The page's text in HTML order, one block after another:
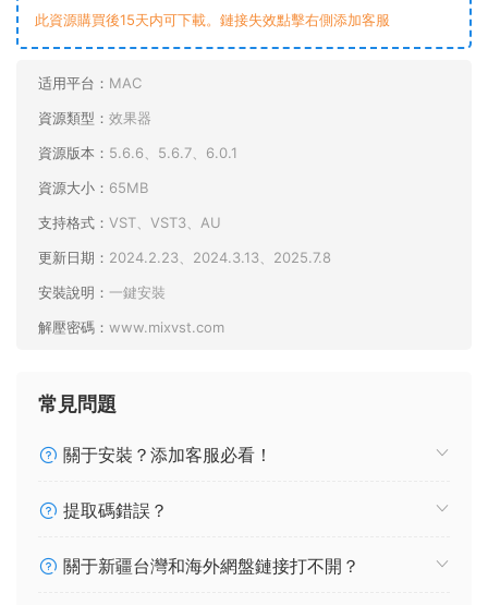
此資源購買後15天内可下載。鏈接失效點擊右側添加客服
适用平台： MAC
資源類型： 效果器
資源版本： 5.6.6、5.6.7、6.0.1
資源大小： 65MB
支持格式： VST、VST3、AU
更新日期： 2024.2.23、2024.3.13、2025.7.8
安裝說明： 一鍵安裝
解壓密碼： www.mixvst.com
常見問題
關于安裝？添加客服必看！
提取碼錯誤？
關于新疆台灣和海外網盤鏈接打不開？